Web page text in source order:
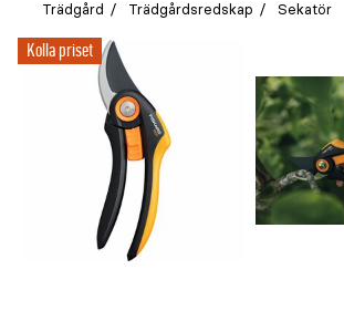
Trädgård Trädgårdsredskap Sekatör
Kolla priset